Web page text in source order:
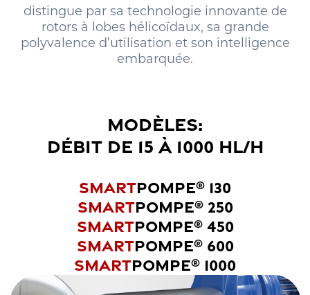
distingue par sa technologie innovante de
rotors à lobes hélicoïdaux, sa grande
polyvalence d’utilisation et son intelligence
embarquée.
MODÈLES:
DÉBIT DE 15 À 1000 HL/H
SMARTPOMPE® 130
SMARTPOMPE®250
SMARTPOMPE®450
SMARTPOMPE®600
SMARTPOMPE® 1000